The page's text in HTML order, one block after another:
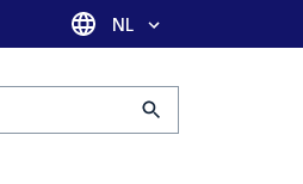
Taal selectie
NL